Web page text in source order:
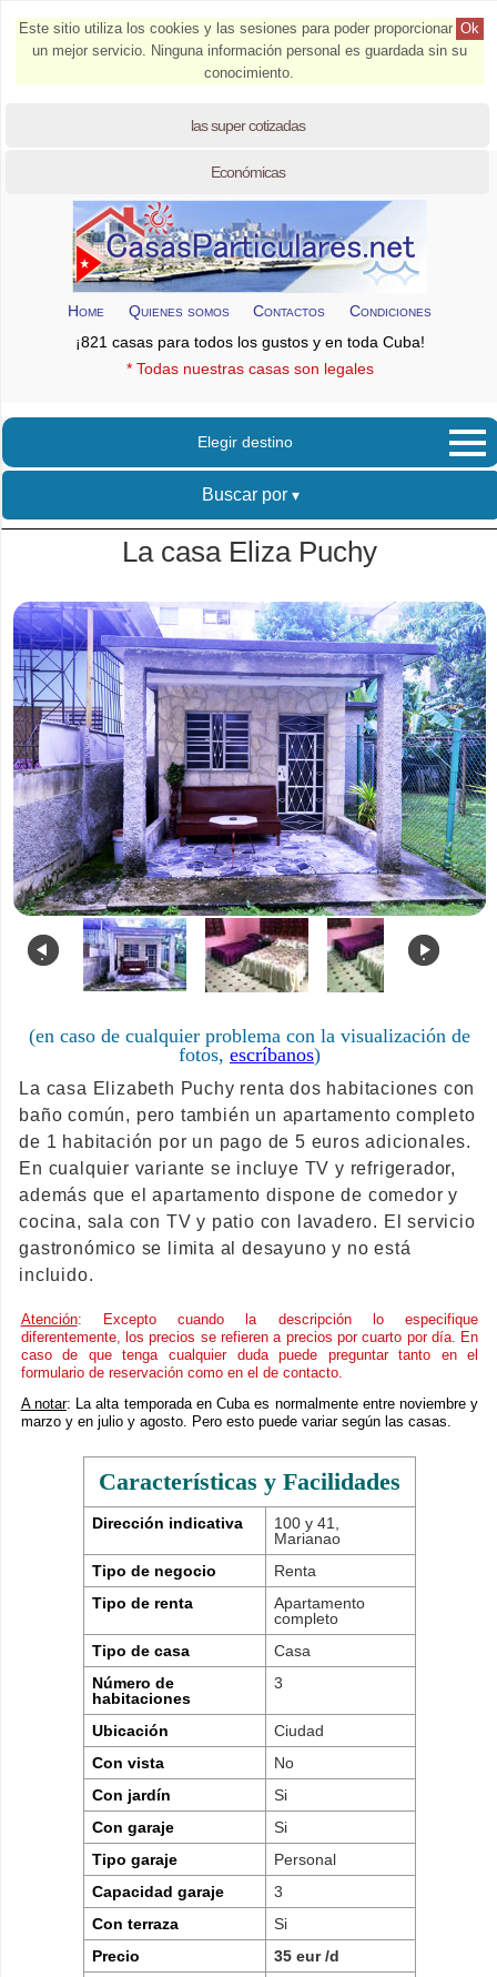
Ok
Este sitio utiliza los cookies y las sesiones para poder proporcionar
un mejor servicio. Ninguna información personal es guardada sin su
conocimiento.
las super cotizadas
Económicas
Home Quienes somos Contactos
Condiciones
¡821 casas para todos los gustos y en toda Cuba!
* Todas nuestras casas son legales
Elegir destino
Buscar por
La casa Eliza Puchy
. .
(en caso de cualquier problema con la visualización de
fotos, escríbanos)
La casa Elizabeth Puchy renta dos habitaciones con
baño común, pero también un apartamento completo
de 1 habitación por un pago de 5 euros adicionales.
En cualquier variante se incluye TV y refrigerador,
además que el apartamento dispone de comedor y
cocina, sala con TV y patio con lavadero. El servicio
gastronómico se limita al desayuno y no está
incluido.
Atención: Excepto cuando la descripción lo especifique
diferentemente, los precios se refieren a precios por cuarto por día. En
caso de que tenga cualquier duda puede preguntar tanto en el
formulario de reservación como en el de contacto.
A notar: La alta temporada en Cuba es normalmente entre noviembre y
marzo y en julio y agosto. Pero esto puede variar según las casas.
Características y Facilidades
Dirección indicativa
100 y 41,
Marianao
Tipo de negocio
Renta
Tipo de renta
Apartamento
completo
Tipo de casa
Casa
Número de
habitaciones
3
Ubicación
Ciudad
Con vista
No
Con jardín
Si
Con garaje
Si
Tipo garaje
Personal
Capacidad garaje
3
Con terraza
Si
Precio
35 eur /d